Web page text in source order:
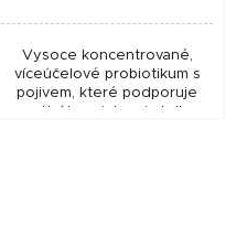
Vysoce koncentrované,
víceúčelové probiotikum s
pojivem, které podporuje